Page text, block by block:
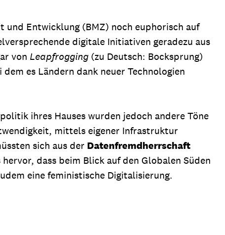
Entwicklung (BMZ) noch euphorisch auf
digitale Initiativen geradezu aus
von Leapfrogging (zu Deutsch: Bocksprung)
es Ländern dank neuer Technologien
ihres Hauses wurden jedoch andere Töne
mittels eigener Infrastruktur
sich aus der Datenfremdherrschaft
dass beim Blick auf den Globalen Süden
eine feministische Digitalisierung.